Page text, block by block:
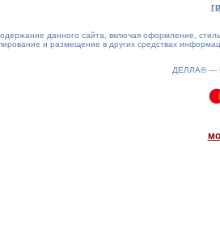
данного сайта, включая оформление,
и размещение в других средствах
ДЕЛЛА® —